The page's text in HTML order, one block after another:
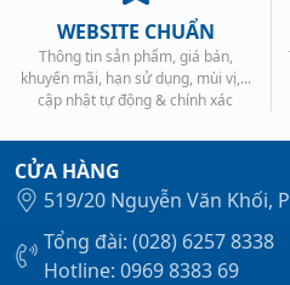
WEBSITE CHUẨN
Thông tin sản phẩm, giá bán,
khuyến mãi, hạn sử dụng, mùi vị,...
cập nhật tự động & chính xác
CỬA HÀNG
519/20 Nguyễn Văn Khối,
Tổng đài: (028) 6257 8338
Hotline: 0969 8383 69